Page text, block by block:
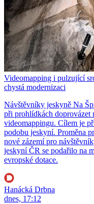
Videomapping i pulzující
chystá modernizaci
Návštěvníky jeskyně Na
při prohlídkách
videomappingu. Cílem je
podobu jeskyní. Proměna
nové zázemí pro
jeskyní ČR se podařilo na
evropské dotace.
Hanácká Drbna
dnes, 17:12